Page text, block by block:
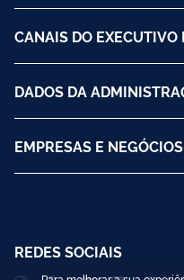
CANAIS DO EXECUTIVO
DADOS DA
EMPRESAS E NEGÓCIOS
REDES SOCIAIS